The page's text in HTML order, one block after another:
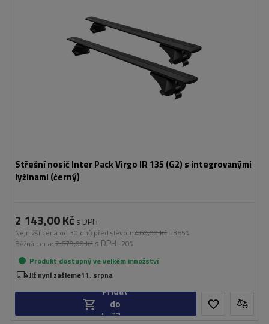
Střešní nosič Inter Pack Virgo IR 135 (G2) s integrovanými
lyžinami (černý)
2 143,00 Kč s DPH
Nejnižší cena od 30 dnů před slevou: 460,00 Kč +365%
Běžná cena: 2 679,00 Kč s DPH -20%
Produkt dostupný ve velkém množství
Již nyní zašleme11. srpna
Přidat
do
košíku